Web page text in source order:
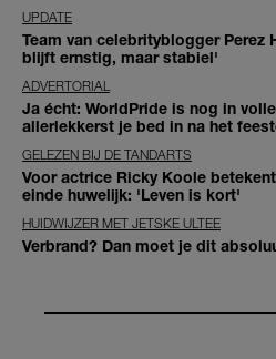
UPDATE
Team van celebrityblogger Perez
blijft ernstig, maar stabiel'
ADVERTORIAL
Ja écht: WorldPride is nog in
allerlekkerst je bed in na het
GELEZEN BIJ DE TANDARTS
Voor actrice Ricky Koole
einde huwelijk: 'Leven is kort'
HUIDWIJZER MET JETSKE ULTEE
Verbrand? Dan moet je dit